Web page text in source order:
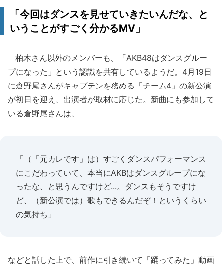
「今回はダンスを見せていきたいんだな、と
いうことがすごく分かるMV」
柏木さん以外のメンバーも、「AKB48はダンスグルー
プになった」という認識を共有しているようだ。4月19日
に倉野尾さんがキャプテンを務める「チーム4」の新公演
が初日を迎え、出演者が取材に応じた。新曲にも参加して
いる倉野尾さんは、
「（「元カレです」は）すごくダンスパフォーマンス
にこだわっていて、本当にAKBはダンスグループにな
ったな、と思うんですけど...。ダンスもそうですけ
ど、（新公演では）歌もできるんだぞ！というくらい
の気持ち」
などと話した上で、前作に引き続いて「踊ってみた」動画